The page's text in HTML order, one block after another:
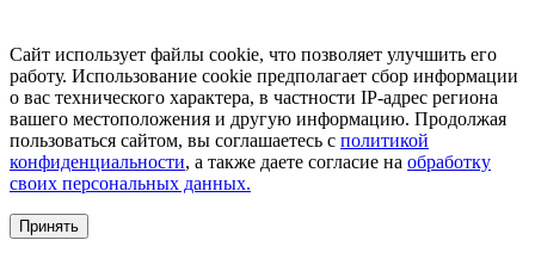
Сайт использует файлы cookie, что позволяет улучшить его
работу. Использование cookie предполагает сбор информации
о вас технического характера, в частности IP-адрес региона
вашего местоположения и другую информацию. Продолжая
пользоваться сайтом, вы соглашаетесь с политикой
конфиденциальности, а также даете согласие на обработку
своих персональных данных.
Принять